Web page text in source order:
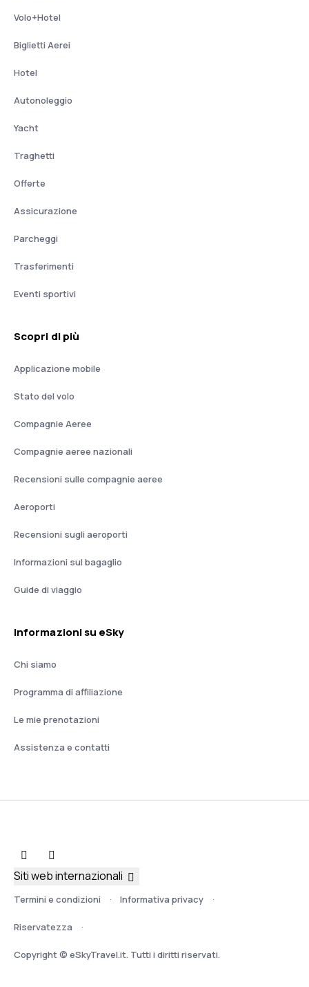
Volo+Hotel
Biglietti Aerei
Hotel
Autonoleggio
Yacht
Traghetti
Offerte
Assicurazione
Parcheggi
Trasferimenti
Eventi sportivi
Scopri di più
Applicazione mobile
Stato del volo
Compagnie Aeree
Compagnie aeree nazionali
Recensioni sulle compagnie aeree
Aeroporti
Recensioni sugli aeroporti
Informazioni sul bagaglio
Guide di viaggio
Informazioni su eSky
Chi siamo
Programma di affiliazione
Le mie prenotazioni
Assistenza e contatti
Termini e condizioni Informativa privacy
Riservatezza
Copyright © eSkyTravel.it. Tutti i diritti riservati.
Siti web internazionali